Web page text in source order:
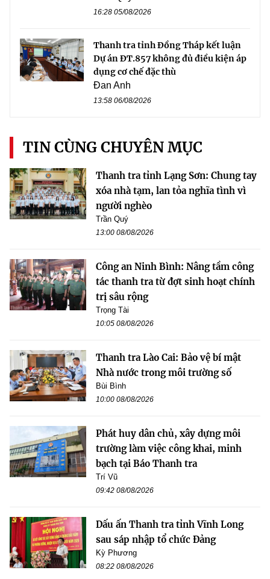
16:28 05/08/2026
Thanh tra tỉnh Đồng Tháp kết luận
Dự án ĐT.857 không đủ điều kiện áp
dụng cơ chế đặc thù
Đan Anh
13:58 06/08/2026
TIN CÙNG CHUYÊN MỤC
Thanh tra tỉnh Lạng Sơn: Chung tay
xóa nhà tạm, lan tỏa nghĩa tình vì
người nghèo
Trần Quý
13:00 08/08/2026
Công an Ninh Bình: Nâng tầm công
tác thanh tra từ đợt sinh hoạt chính
trị sâu rộng
Trọng Tài
10:05 08/08/2026
Thanh tra Lào Cai: Bảo vệ bí mật
Nhà nước trong môi trường số
Bùi Bình
10:00 08/08/2026
Phát huy dân chủ, xây dựng môi
trường làm việc công khai, minh
bạch tại Báo Thanh tra
Trí Vũ
09:42 08/08/2026
Dấu ấn Thanh tra tỉnh Vĩnh Long
sau sáp nhập tổ chức Đảng
Kỳ Phương
08:22 08/08/2026